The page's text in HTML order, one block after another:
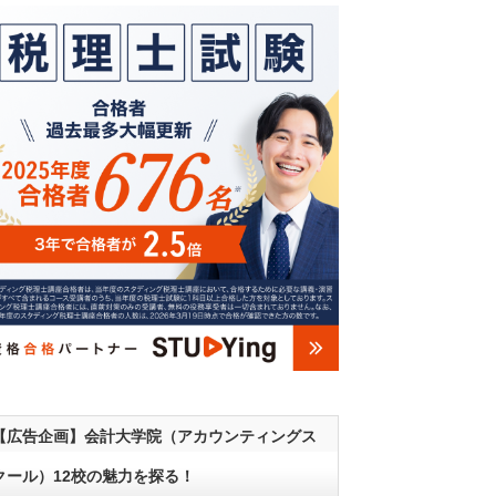
広告企画】会計大学院（アカウンティングス
ール）12校の魅力を探る！